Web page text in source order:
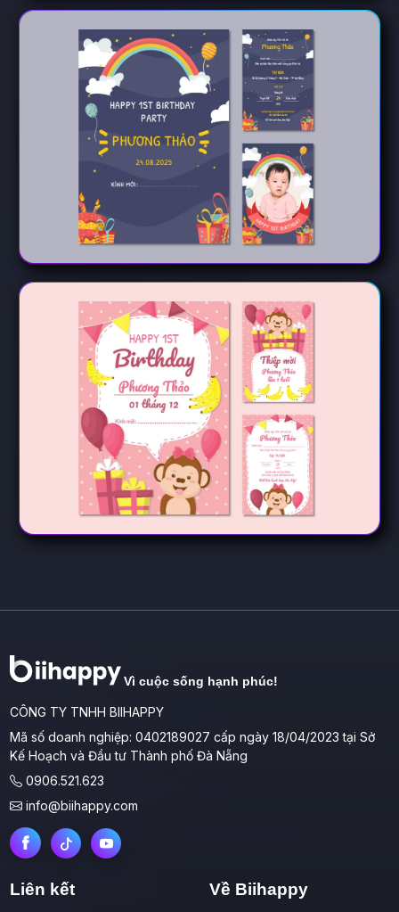
Vì cuộc sống hạnh phúc!
CÔNG TY TNHH BIIHAPPY
Mã số doanh nghiệp: 0402189027 cấp ngày 18/04/2023 tại Sở
Kế Hoạch và Đầu tư Thành phố Đà Nẵng
0906.521.623
info@biihappy.com
Liên kết Về Biihappy